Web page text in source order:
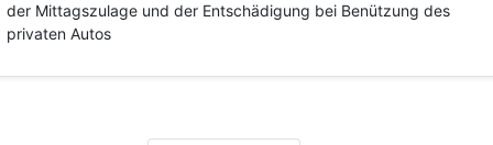
der Mittagszulage und der Entschädigung bei Benützung des
privaten Autos